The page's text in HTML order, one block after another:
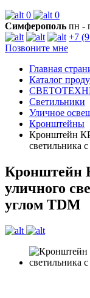
0
0
Симферополь пн -
+7
Позвоните мне
Главная
Каталог
Светильники
Уличное
Кронштейны
Кронштейн
светильника
Кронштейн
уличного
углом TDM